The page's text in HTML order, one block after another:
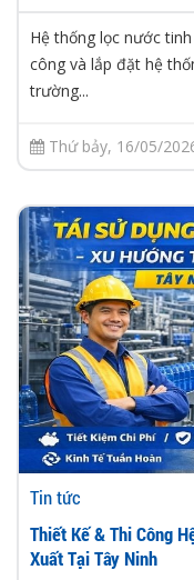
Hệ thống lọc nước
công và lắp đặt hệ
trường...
Thứ bảy, 16/05/
Tin tức
Thiết Kế & Thi Công
Xuất Tại Tây Ninh